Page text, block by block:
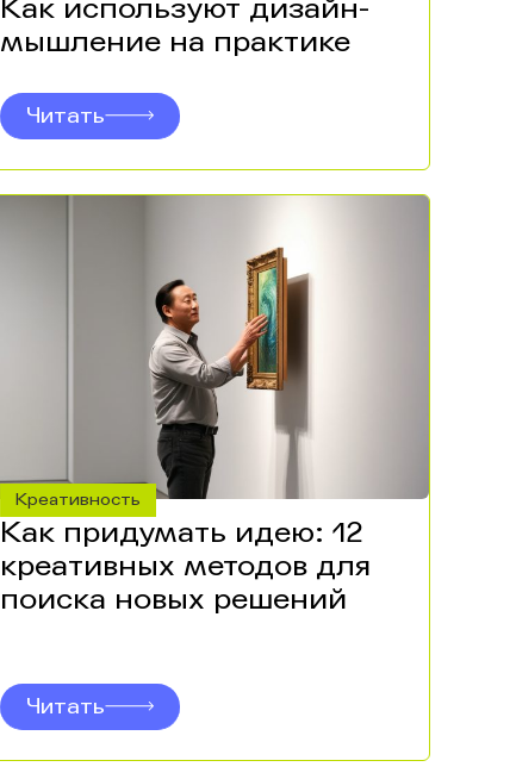
Как используют дизайн-
мышление на практике
Читать
Креативность
Как придумать идею: 12
креативных методов для
поиска новых решений
Читать